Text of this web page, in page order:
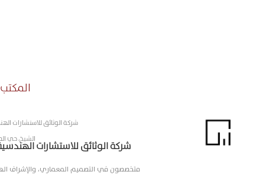
شركة الوثائق للاستشارات
الشيخ، حي
شركة الوثائق للاستشارات
متخصصون في التصميم المعماري، والإشراف